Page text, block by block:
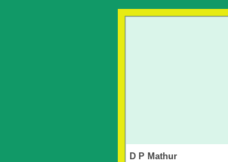
D P Mathur